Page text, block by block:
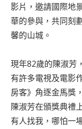
影片，邀請國際地
華的參與，共同刻
馨的山城。
現年82歲的陳淑芳
有許多電視及電影
房客》角逐金馬獎
陳淑芳在頒獎典禮
有人找我，哪怕一